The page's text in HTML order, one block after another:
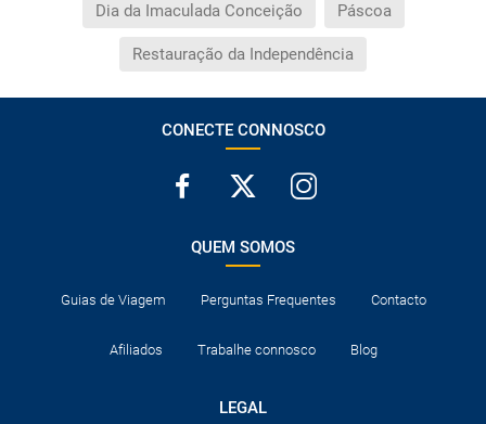
Dia da Imaculada Conceição Páscoa
Restauração da Independência
CONECTE CONNOSCO
QUEM SOMOS
Guias de Viagem Perguntas Frequentes Contacto
Afiliados Trabalhe connosco Blog
LEGAL